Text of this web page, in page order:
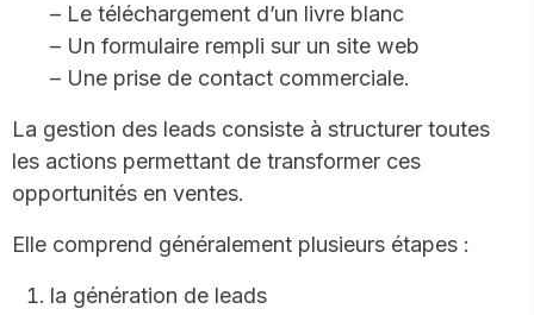
– Le téléchargement d’un livre blanc
– Un formulaire rempli sur un site web
– Une prise de contact commerciale.
La gestion des leads consiste à structurer toutes
les actions permettant de transformer ces
opportunités en ventes.
Elle comprend généralement plusieurs étapes :
la génération de leads